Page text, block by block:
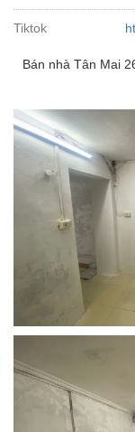
Tiktok
Bán nhà Tân Mai